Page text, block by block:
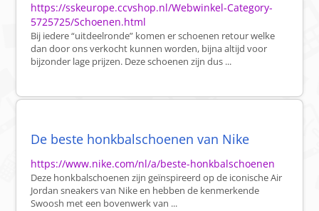
https://sskeurope.ccvshop.nl/Webwinkel-Category-
5725725/Schoenen.html
Bij iedere “uitdeelronde” komen er schoenen retour welke
dan door ons verkocht kunnen worden, bijna altijd voor
bijzonder lage prijzen. Deze schoenen zijn dus ...
De beste honkbalschoenen van Nike
https://www.nike.com/nl/a/beste-honkbalschoenen
Deze honkbalschoenen zijn geïnspireerd op de iconische Air
Jordan sneakers van Nike en hebben de kenmerkende
Swoosh met een bovenwerk van ...